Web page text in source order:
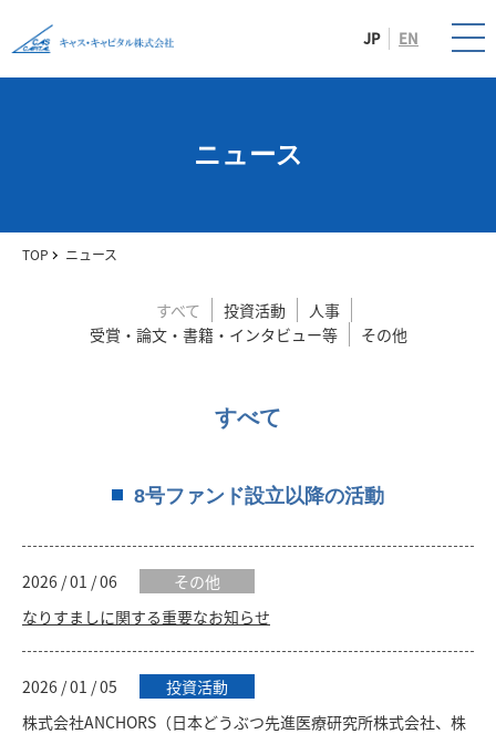
JP EN
ニュース
TOP ニュース
すべて 投資活動
人事
受賞・論文・書籍・インタビュー等
その他
8号ファンド設立以降の活動
2026 / 01 / 06
その他
なりすましに関する重要なお知らせ
2026 / 01 / 05
投資活動
株式会社ANCHORS（日本どうぶつ先進医療研究所株式会社、株